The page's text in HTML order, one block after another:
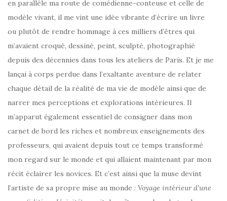
en parallèle ma route de comédienne-conteuse et celle de
modèle vivant, il me vint une idée vibrante d’écrire un livre
ou plutôt de rendre hommage à ces milliers d’êtres qui
m’avaient croqué, dessiné, peint, sculpté, photographié
depuis des décennies dans tous les ateliers de Paris. Et je me
lançai à corps perdue dans l’exaltante aventure de relater
chaque détail de la réalité de ma vie de modèle ainsi que de
narrer mes perceptions et explorations intérieures. Il
m’apparut également essentiel de consigner dans mon
carnet de bord les riches et nombreux enseignements des
professeurs, qui avaient depuis tout ce temps transformé
mon regard sur le monde et qui allaient maintenant par mon
récit éclairer les novices. Et c’est ainsi que la muse devint
l’artiste de sa propre mise au monde : Voyage intérieur d’une